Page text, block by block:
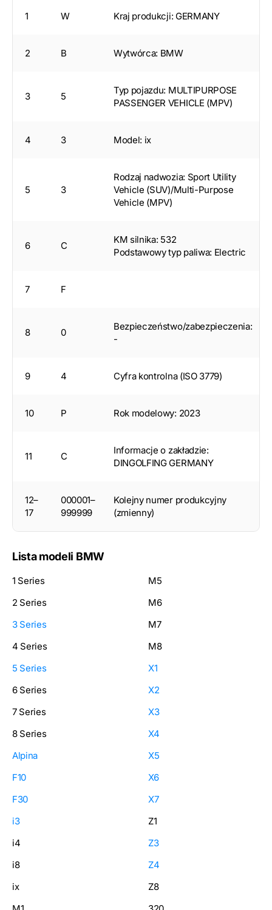
1 W Kraj produkcji: GERMANY
2 B Wytwórca: BMW
3 5
Typ pojazdu: MULTIPURPOSE
PASSENGER VEHICLE (MPV)
4 3 Model: ix
5 3
Rodzaj nadwozia: Sport Utility
Vehicle (SUV)/Multi-Purpose
Vehicle (MPV)
6 C
KM silnika: 532
Podstawowy typ paliwa: Electric
7 F
8 0
Bezpieczeństwo/zabezpieczenia:
-
9 4 Cyfra kontrolna (ISO 3779)
10 P Rok modelowy: 2023
11 C
Informacje o zakładzie:
DINGOLFING GERMANY
12–
17
000001–
999999
Kolejny numer produkcyjny
(zmienny)
Lista modeli BMW
1 Series
2 Series
3 Series
4 Series
5 Series
6 Series
7 Series
8 Series
Alpina
F10
F30
i3
i4
i8
ix
M5
M6
M7
M8
X1
X2
X3
X4
X5
X6
X7
Z1
Z3
Z4
Z8